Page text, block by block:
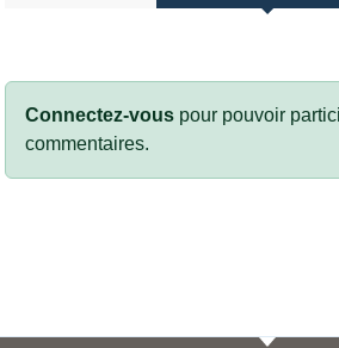
Connectez-vous pour pouvoir
commentaires.